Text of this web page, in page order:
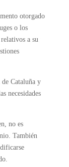
otorgado
o los
relativos a su
Cataluña y
necesidades
no es
También